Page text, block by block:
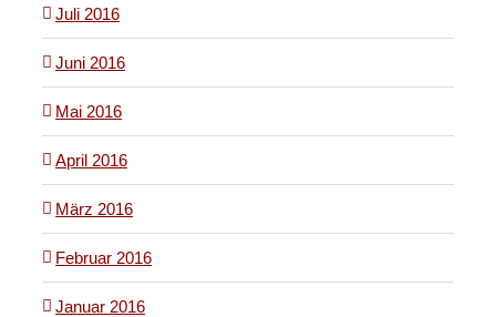
Juli 2016
Juni 2016
Mai 2016
April 2016
März 2016
Februar 2016
Januar 2016